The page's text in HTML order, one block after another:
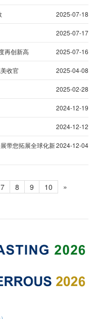
2025-07-18
2025-07-17
2025-07-16
再创新高
2025-04-08
收官
2025-02-28
2024-12-19
2024-12-12
2024-12-04
带您拓展全球化新
7 8 9 10 »